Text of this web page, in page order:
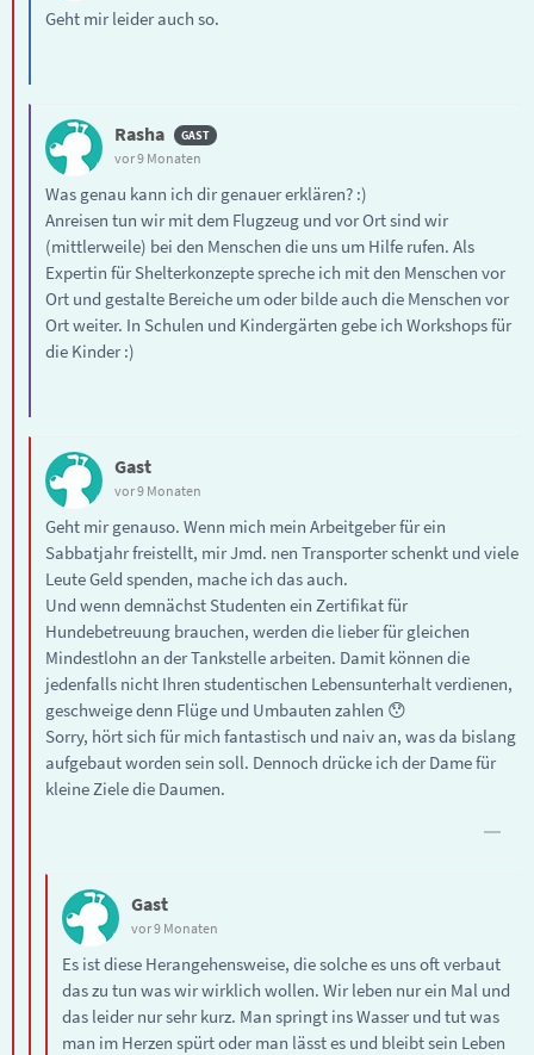
Geht mir leider auch so.
Rasha
vor 9 Monaten
Was genau kann ich dir genauer erklären? :)
Anreisen tun wir mit dem Flugzeug und vor Ort sind wir
(mittlerweile) bei den Menschen die uns um Hilfe rufen. Als
Expertin für Shelterkonzepte spreche ich mit den Menschen vor
Ort und gestalte Bereiche um oder bilde auch die Menschen vor
Ort weiter. In Schulen und Kindergärten gebe ich Workshops für
die Kinder :)
Gast
vor 9 Monaten
Geht mir genauso. Wenn mich mein Arbeitgeber für ein
Sabbatjahr freistellt, mir Jmd. nen Transporter schenkt und viele
Leute Geld spenden, mache ich das auch.
Und wenn demnächst Studenten ein Zertifikat für
Hundebetreuung brauchen, werden die lieber für gleichen
Mindestlohn an der Tankstelle arbeiten. Damit können die
jedenfalls nicht Ihren studentischen Lebensunterhalt verdienen,
geschweige denn Flüge und Umbauten zahlen 😯
Sorry, hört sich für mich fantastisch und naiv an, was da bislang
aufgebaut worden sein soll. Dennoch drücke ich der Dame für
kleine Ziele die Daumen.
Gast
vor 9 Monaten
Es ist diese Herangehensweise, die solche es uns oft verbaut
das zu tun was wir wirklich wollen. Wir leben nur ein Mal und
das leider nur sehr kurz. Man springt ins Wasser und tut was
man im Herzen spürt oder man lässt es und bleibt sein Leben